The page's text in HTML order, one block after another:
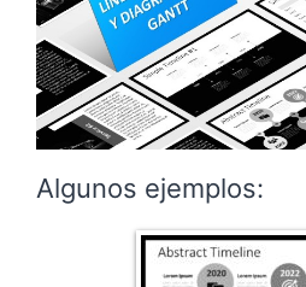
Algunos ejemplos: